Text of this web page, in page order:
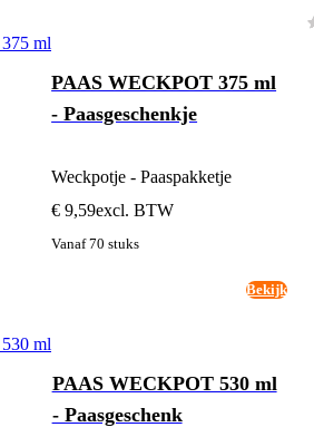
PAAS WECKPOT 375 ml
- Paasgeschenkje
Weckpotje - Paaspakketje
€ 9,59excl. BTW
Vanaf 70 stuks
Bekijk
PAAS WECKPOT 530 ml
- Paasgeschenk